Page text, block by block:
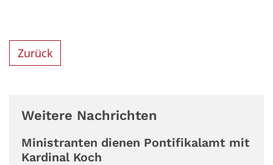
Zurück
Weitere Nachrichten
Ministranten dienen Pontifikalamt mit
Kardinal Koch